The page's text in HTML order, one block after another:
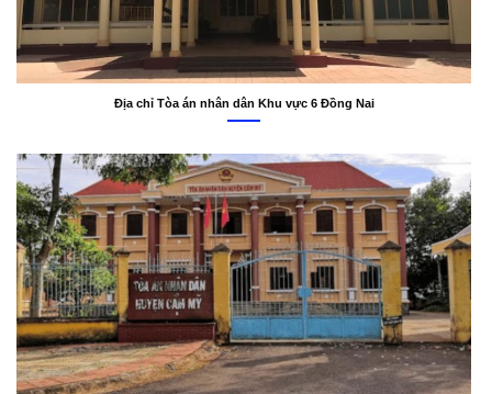
Địa chỉ Tòa án nhân dân Khu vực 6 Đồng Nai